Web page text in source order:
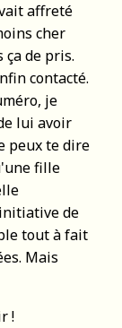
affreté
cher
ça de pris.
contacté.
je
lui avoir
peux te dire
fille
de
tout à fait
Mais
!